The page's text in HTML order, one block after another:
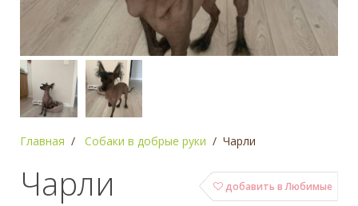
Главная Собаки в добрые руки Чарли
добавить в Любимые
Чарли